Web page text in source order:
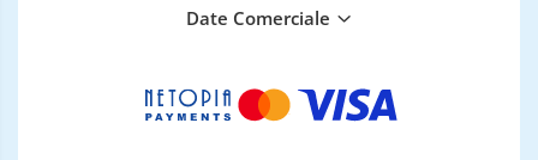
Date Comerciale